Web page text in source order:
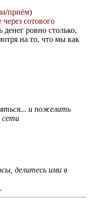
приём)
через сотового
ровно столько,
на то, что мы как
и пожелать
сети
делитесь ими в